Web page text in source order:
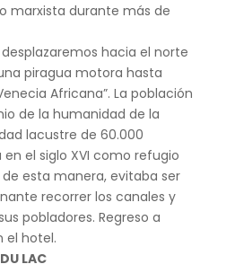
marxista durante más de
hacia el norte
piragua motora hasta
Africana”. La población
de la humanidad de la
lacustre de 60.000
el siglo XVI como refugio
esta manera, evitaba ser
recorrer los canales y
pobladores. Regreso a
el hotel.
LAC